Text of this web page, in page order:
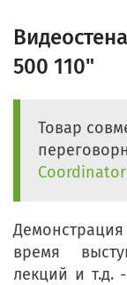
500 110"
Товар
Coordinator
время
лекций и т.д.